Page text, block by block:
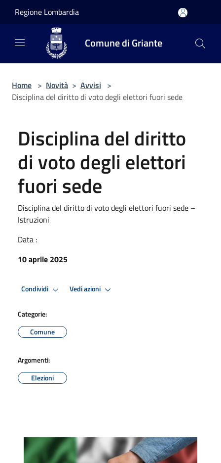
Regione Lombardia
Comune di Griante
Home > Novità > Avvisi >
Disciplina del diritto di voto degli elettori fuori sede
Disciplina del diritto
di voto degli elettori
fuori sede
Disciplina del diritto di voto degli elettori fuori sede –
Istruzioni
Data :
10 aprile 2025
Condividi Vedi azioni
Categorie:
Comune
Argomenti:
Elezioni